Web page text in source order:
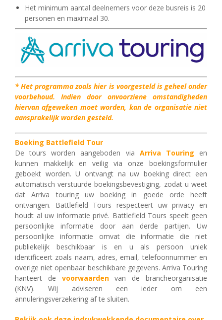
Het minimum aantal deelnemers voor deze busreis is 20
personen en maximaal 30.
* Het programma zoals hier is voorgesteld is geheel onder
voorbehoud. Indien door onvoorziene omstandigheden
hiervan afgeweken moet worden, kan de organisatie niet
aansprakelijk worden gesteld.
Boeking Battlefield Tour
De tours worden aangeboden via Arriva Touring en
kunnen makkelijk en veilig via onze boekingsformulier
geboekt worden. U ontvangt na uw boeking direct een
automatisch verstuurde boekingsbevestiging, zodat u weet
dat Arriva touring uw boeking in goede orde heeft
ontvangen. Battlefield Tours respecteert uw privacy en
houdt al uw informatie privé. Battlefield Tours speelt geen
persoonlijke informatie door aan derde partijen. Uw
persoonlijke informatie omvat die informatie die niet
publiekelijk beschikbaar is en u als persoon uniek
identificeert zoals naam, adres, email, telefoonnummer en
overige niet openbaar beschikbare gegevens. Arriva Touring
hanteert de voorwaardenvan de brancheorganisatie
(KNV). Wij adviseren een ieder om een
annuleringsverzekering af te sluiten.